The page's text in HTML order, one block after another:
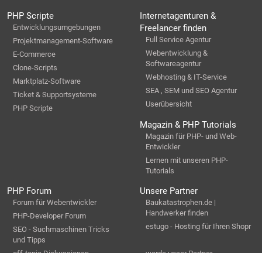
PHP Scripte
Entwicklungsumgebungen
Projektmanagement-Software
E-Commerce
Clone-Scripts
Marktplatz-Software
Ticket & Supportsysteme
PHP Scripte
Internetagenturen &
Freelancer finden
Full Service Agentur
Webentwicklung &
Softwareagentur
Webhosting & IT-Service
SEA , SEM und SEO Agentur
Userübersicht
Magazin & PHP Tutorials
Magazin für PHP- und Web-
Entwickler
Lernen mit unseren PHP-
Tutorials
PHP Forum
Forum für Webentwickler
PHP-Developer Forum
SEO - Suchmaschinen Tricks
und Tipps
Unsere Partner
Baukatastrophen.de |
Handwerker finden
estugo - Hosting für Ihren Shopr